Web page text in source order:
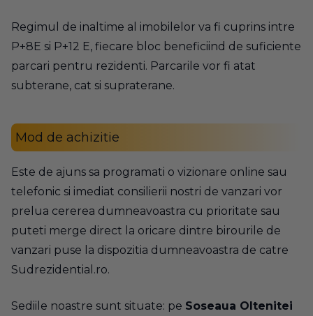
Regimul de inaltime al imobilelor va fi cuprins intre
P+8E si P+12 E, fiecare bloc beneficiind de suficiente
parcari pentru rezidenti. Parcarile vor fi atat
subterane, cat si supraterane.
Mod de achizitie
Este de ajuns sa programati o vizionare online sau
telefonic si imediat consilierii nostri de vanzari vor
prelua cererea dumneavoastra cu prioritate sau
puteti merge direct la oricare dintre birourile de
vanzari puse la dispozitia dumneavoastra de catre
Sudrezidential.ro.
Sediile noastre sunt situate: pe Soseaua Oltenitei